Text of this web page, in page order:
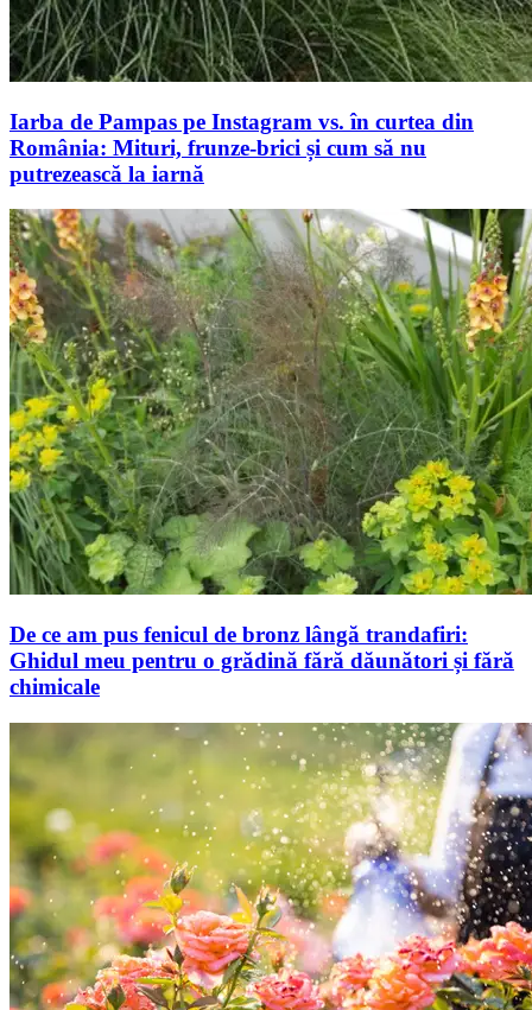
Iarba de Pampas pe Instagram vs. în curtea din
România: Mituri, frunze-brici și cum să nu
putrezească la iarnă
De ce am pus fenicul de bronz lângă trandafiri:
Ghidul meu pentru o grădină fără dăunători și fără
chimicale